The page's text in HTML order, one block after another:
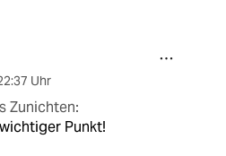
Uhr
Zunichten:
Punkt!